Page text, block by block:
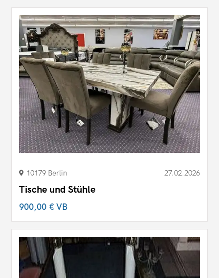
10179 Berlin 27.02.2026
Tische und Stühle
900,00 €VB